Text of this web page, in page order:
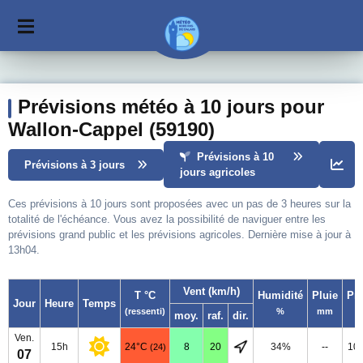
Prévisions météo à 10 jours pour
Wallon-Cappel (59190)
Prévisions à 3 jours
Prévisions à 10
jours agricoles
Ces prévisions à 10 jours sont proposées avec un pas de 3 heures sur la
totalité de l'échéance. Vous avez la possibilité de naviguer entre les
prévisions grand public et les prévisions agricoles. Dernière mise à jour à
13h04.
Jour Heure Temps
T °C
(ressenti)
Vent (km/h) Humidité
%
Pluie
mm
moy. raf. dir.
Ven.
07
15h 24°C (24) 8 20 34% --